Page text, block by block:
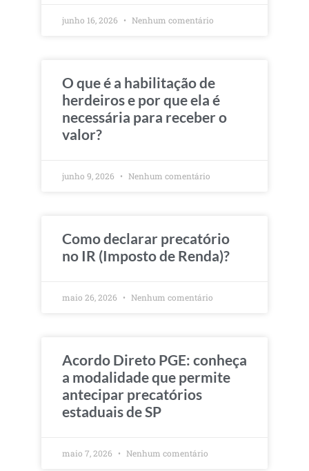
junho 16, 2026 Nenhum comentário
O que é a habilitação de
herdeiros e por que ela é
necessária para receber o
valor?
junho 9, 2026 Nenhum comentário
Como declarar precatório
no IR (Imposto de Renda)?
maio 26, 2026 Nenhum comentário
Acordo Direto PGE: conheça
a modalidade que permite
antecipar precatórios
estaduais de SP
maio 7, 2026 Nenhum comentário